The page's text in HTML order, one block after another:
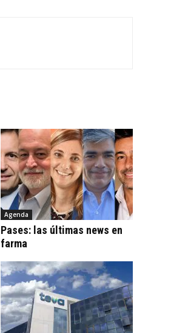
Agenda
Pases: las últimas news en
farma